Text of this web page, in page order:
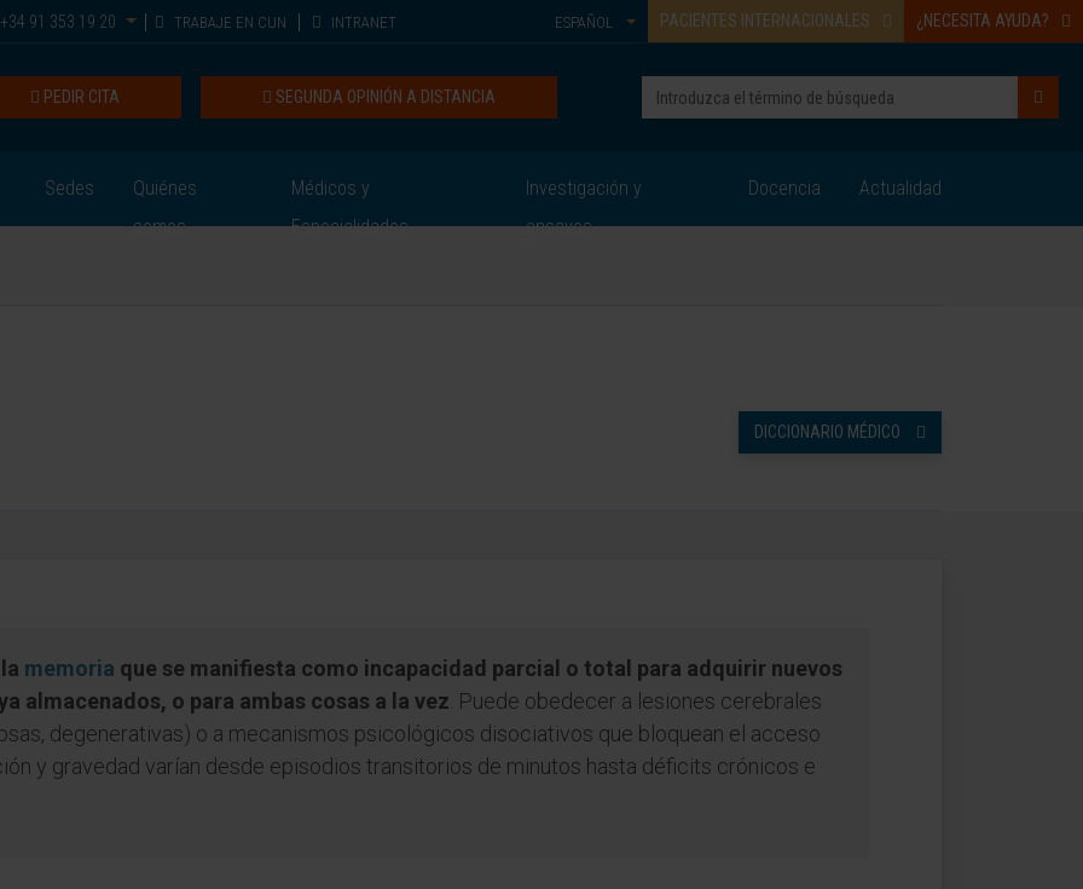
+34 91 353 19 20 TRABAJE EN CUN INTRANET PACIENTES INTERNACIONALES ¿NECESITA AYUDA?
ESPAÑOL
SEGUNDA OPINIÓN A DISTANCIA
PEDIR CITA
Sedes
Quiénes
somos
Médicos y
Especialidades
Investigación y
ensayos
Docencia Actualidad
DICCIONARIO MÉDICO
memoria que se manifiesta como incapacidad parcial o total para adquirir nuevos
almacenados, o para ambas cosas a la vez . Puede obedecer a lesiones cerebrales
degenerativas) o a mecanismos psicológicos disociativos que bloquean el acceso
y gravedad varían desde episodios transitorios de minutos hasta déficits crónicos e